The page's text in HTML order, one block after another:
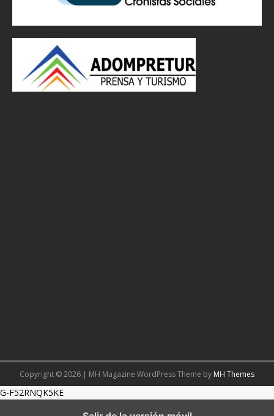
Copyright © 2026 | MH Magazine WordPress Theme by MH Themes
G-F52RNQK5KE